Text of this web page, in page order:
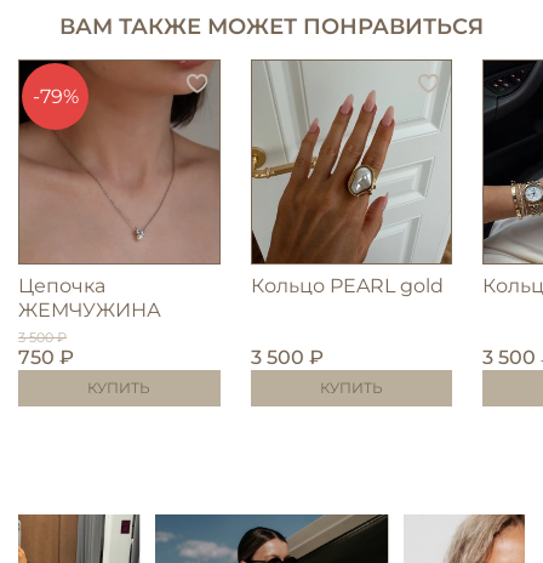
ВАМ ТАКЖЕ МОЖЕТ ПОНРАВИТЬСЯ
-79%
Цепочка
ЖЕМЧУЖИНА
3 500 ₽
750 ₽
КУПИТЬ
Кольцо PEARL gold
3 500 ₽
КУПИТЬ
3 500